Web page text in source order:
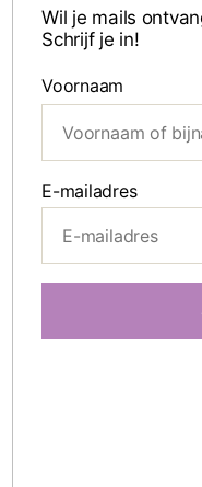
Wil je mails
Schrijf je in!
Voornaam
E-mailadres